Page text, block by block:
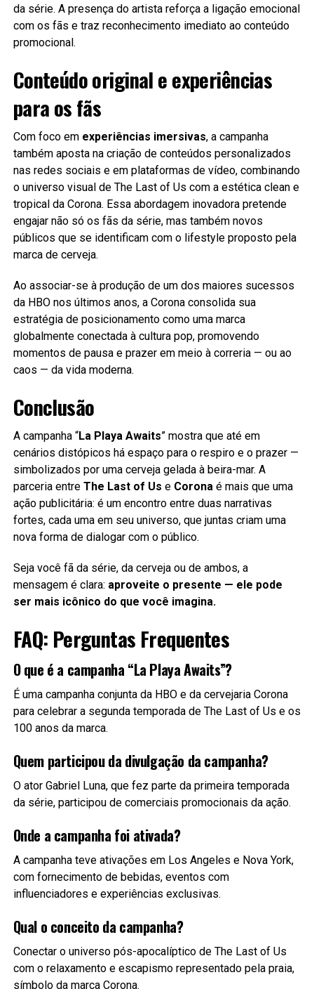
da série. A presença do artista reforça a ligação emocional
com os fãs e traz reconhecimento imediato ao conteúdo
promocional.
Conteúdo original e experiências
para os fãs
Com foco em experiências imersivas, a campanha
também aposta na criação de conteúdos personalizados
nas redes sociais e em plataformas de vídeo, combinando
o universo visual de The Last of Us com a estética clean e
tropical da Corona. Essa abordagem inovadora pretende
engajar não só os fãs da série, mas também novos
públicos que se identificam com o lifestyle proposto pela
marca de cerveja.
Ao associar-se à produção de um dos maiores sucessos
da HBO nos últimos anos, a Corona consolida sua
estratégia de posicionamento como uma marca
globalmente conectada à cultura pop, promovendo
momentos de pausa e prazer em meio à correria — ou ao
caos — da vida moderna.
Conclusão
A campanha “La Playa Awaits” mostra que até em
cenários distópicos há espaço para o respiro e o prazer —
simbolizados por uma cerveja gelada à beira-mar. A
parceria entre The Last of Us e Corona é mais que uma
ação publicitária: é um encontro entre duas narrativas
fortes, cada uma em seu universo, que juntas criam uma
nova forma de dialogar com o público.
Seja você fã da série, da cerveja ou de ambos, a
mensagem é clara: aproveite o presente — ele pode
ser mais icônico do que você imagina.
FAQ: Perguntas Frequentes
O que é a campanha “La Playa Awaits”?
É uma campanha conjunta da HBO e da cervejaria Corona
para celebrar a segunda temporada de The Last of Us e os
100 anos da marca.
Quem participou da divulgação da campanha?
O ator Gabriel Luna, que fez parte da primeira temporada
da série, participou de comerciais promocionais da ação.
Onde a campanha foi ativada?
A campanha teve ativações em Los Angeles e Nova York,
com fornecimento de bebidas, eventos com
influenciadores e experiências exclusivas.
Qual o conceito da campanha?
Conectar o universo pós-apocalíptico de The Last of Us
com o relaxamento e escapismo representado pela praia,
símbolo da marca Corona.